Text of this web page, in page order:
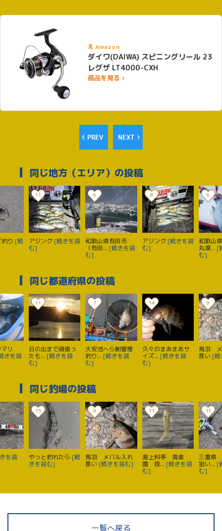
Amazon
ダイワ(DAIWA) スピニングリール 23
レグザ LT4000-CXH
商品を見る ›
PREV NEXT
同じ地方（エリア）の投稿
り [続
11
アジング [続きを読
む]
6
和歌山県有田市
（有田... [続きを読
む]
8
アジング [続きを読
む]
6
和歌山
丸渡... [
む]
同じ都道府県の投稿
リ
きを読
11
日の出まで頑張っ
たも... [続きを読
む]
7
大安池へら鮒管理
釣り... [続きを読
む]
14
久々のまあまあサ
イズ... [続きを読
む]
9
鳥羽
食い [続
同じ釣場の投稿
を読
15
やっと釣れた💦 [続
きを読む]
9
鳥羽 メバル入れ
食い [続きを読む]
11
海上料亭 海楽
園 筏... [続きを読
む]
11
三重県
狙い... [
む]
一覧へ戻る